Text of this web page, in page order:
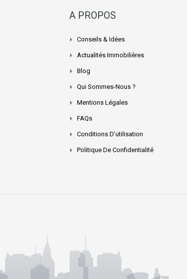
A PROPOS
Conseils & Idées
Actualités Immobilières
Blog
Qui Sommes-Nous ?
Mentions Légales
FAQs
Conditions D’utilisation
Politique De Confidentialité